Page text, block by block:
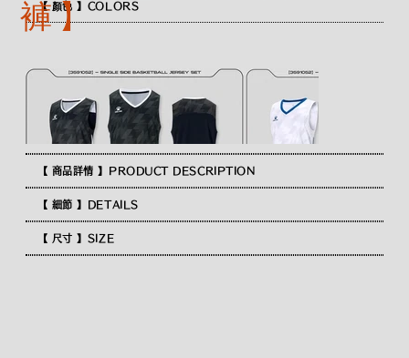
【 顏色 】COLORS
【 商品詳情 】PRODUCT DESCRIPTION
【 細節 】DETAILS
【 尺寸 】SIZE
褲 】